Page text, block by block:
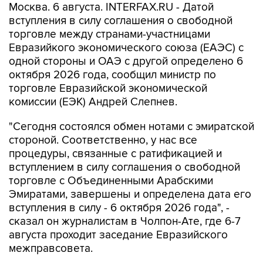
Москва. 6 августа. INTERFAX.RU - Датой
вступления в силу соглашения о свободной
торговле между странами-участницами
Евразийкого экономического союза (ЕАЭС) с
одной стороны и ОАЭ с другой определено 6
октября 2026 года, сообщил министр по
торговле Евразийской экономической
комиссии (ЕЭК) Андрей Слепнев.
"Сегодня состоялся обмен нотами с эмиратской
стороной. Соответственно, у нас все
процедуры, связанные с ратификацией и
вступлением в силу соглашения о свободной
торговле с Объединенными Арабскими
Эмиратами, завершены и определена дата его
вступления в силу - 6 октября 2026 года", -
сказал он журналистам в Чолпон-Ате, где 6-7
августа проходит заседание Евразийского
межправсовета.